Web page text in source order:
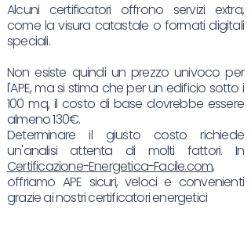
Alcuni certificatori offrono servizi extra,
come la visura catastale o formati digitali
speciali.
Non esiste quindi un prezzo univoco per
l'APE, ma si stima che per un edificio sotto i
100 mq, il costo di base dovrebbe essere
almeno 130€.
Determinare il giusto costo richiede
un'analisi attenta di molti fattori. In
Certificazione-Energetica-Facile.com,
offriamo APE sicuri, veloci e convenienti
grazie ai nostri certificatori energetici